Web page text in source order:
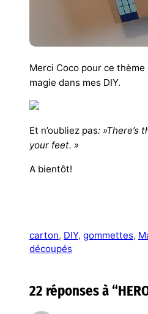
Merci Coco pour ce
magie dans mes DIY.
Et n’oubliez pas: »There’s
your feet. »
A bientôt!
carton, DIY, gommettes,
découpés
22 réponses à